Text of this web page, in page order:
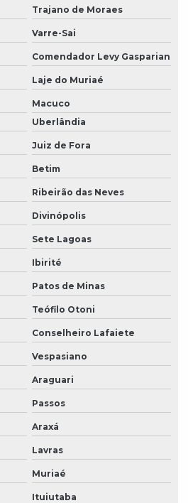
Trajano de Moraes
Varre-Sai
Comendador Levy Gasparian
Laje do Muriaé
Macuco
Uberlândia
Juiz de Fora
Betim
Ribeirão das Neves
Divinópolis
Sete Lagoas
Ibirité
Patos de Minas
Teófilo Otoni
Conselheiro Lafaiete
Vespasiano
Araguari
Passos
Araxá
Lavras
Muriaé
Ituiutaba